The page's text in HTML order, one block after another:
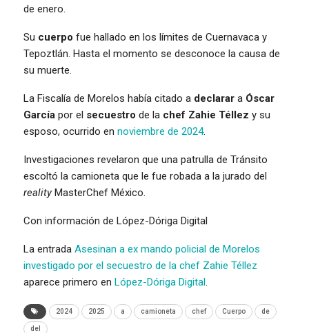
de enero.
Su cuerpo fue hallado en los límites de Cuernavaca y
Tepoztlán. Hasta el momento se desconoce la causa de
su muerte.
La Fiscalía de Morelos había citado a declarar a Óscar
García por el secuestro de la chef Zahie Téllez y su
esposo, ocurrido en noviembre de 2024.
Investigaciones revelaron que una patrulla de Tránsito
escoltó la camioneta que le fue robada a la jurado del
realityMasterChef México.
Con información de López-Dóriga Digital
La entrada Asesinan a ex mando policial de Morelos
investigado por el secuestro de la chef Zahie Téllez
aparece primero en López-Dóriga Digital.
2024 2025 a camioneta chef Cuerpo de
del